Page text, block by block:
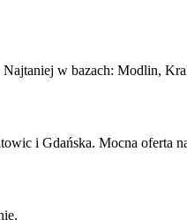
w bazach: Modlin,
i Gdańska. Mocna oferta